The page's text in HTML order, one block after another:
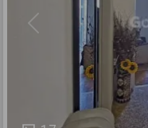
Previous